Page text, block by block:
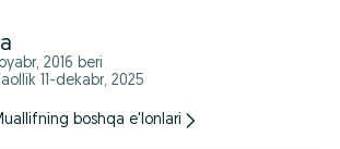
2016 beri
11-dekabr, 2025
boshqa e'lonlari